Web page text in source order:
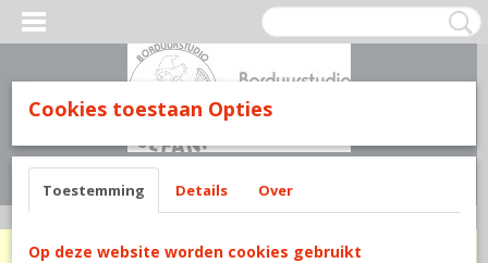
Inloggen Registreren
Home >Borduurartikelen>Madeira
Cookies toestaan Opties
Toestemming Details Over
Op deze website worden cookies gebruikt